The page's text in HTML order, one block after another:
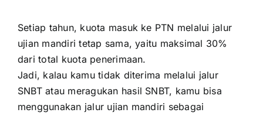
Setiap tahun, kuota masuk ke PTN melalui jalur
ujian mandiri tetap sama, yaitu maksimal 30%
dari total kuota penerimaan.
Jadi, kalau kamu tidak diterima melalui jalur
SNBT atau meragukan hasil SNBT, kamu bisa
menggunakan jalur ujian mandiri sebagai